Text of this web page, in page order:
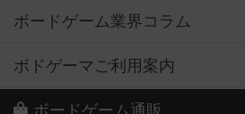
ボードゲーム業界コラム
ボドゲーマご利用案内